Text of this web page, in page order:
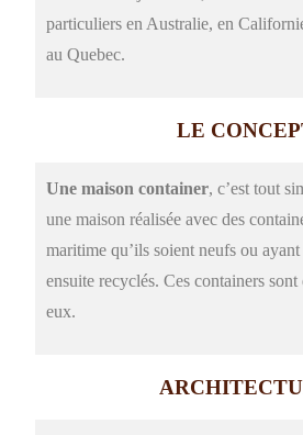
particuliers en Australie, en
au Quebec.
LE
Une maison container, c’est tout
unemaison réalisée avec des
maritime qu’ils soient neufs ou
ensuite recyclés. Ces containers
eux.